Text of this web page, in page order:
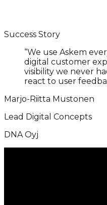
Success Story
“We use Askem
digital customer
visibility we never
react to user
Marjo-Riitta Mustonen
Lead Digital Concepts
DNA Oyj